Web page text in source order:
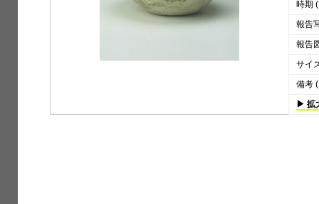
時期
報告
報告
サイ
備考
▶ 拡